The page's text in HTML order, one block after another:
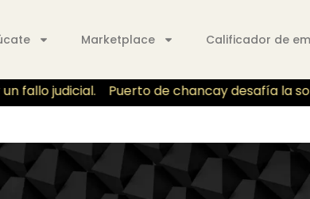
Marketplace Calificador de
fallo judicial. Puerto de chancay desafía la